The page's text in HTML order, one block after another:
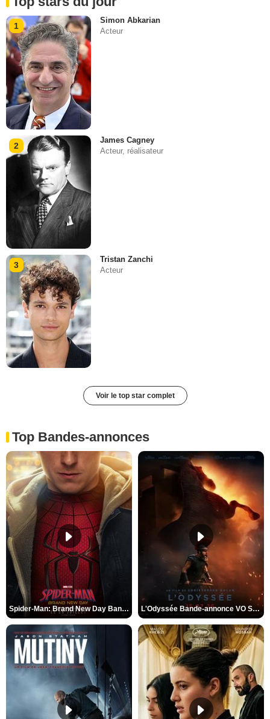
1
Simon Abkarian
Acteur
2
James Cagney
Acteur, réalisateur
3
Tristan Zanchi
Acteur
Voir le top star complet
Top Bandes-annonces
Spider-Man: Brand New Day Bande-annonce VO STFR L'Odyssée Bande-annonce VO STFR